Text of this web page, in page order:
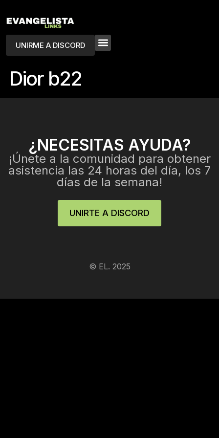
UNIRME A DISCORD
Dior b22
¿NECESITAS AYUDA?
¡Únete a la comunidad para obtener
asistencia las 24 horas del día, los 7
días de la semana!
UNIRTE A DISCORD
© EL. 2025